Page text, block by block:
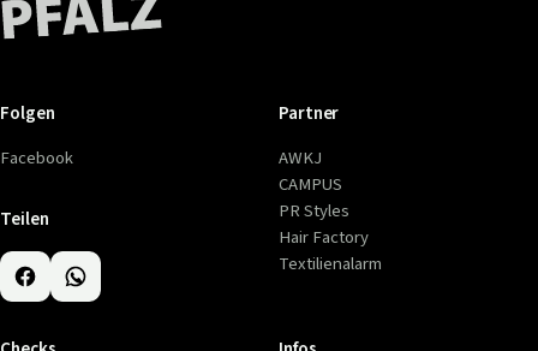
Folgen
Facebook
Teilen
Partner
AWKJ
CAMPUS
PR Styles
Hair Factory
Textilienalarm